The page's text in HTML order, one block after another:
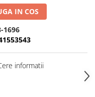
IN COS
1696
informatii